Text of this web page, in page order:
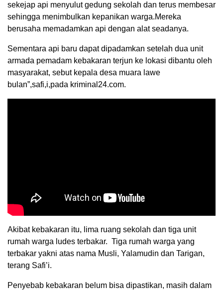
sekejap api menyulut gedung sekolah dan terus membesar
sehingga menimbulkan kepanikan warga.Mereka
berusaha memadamkan api dengan alat seadanya.
Sementara api baru dapat dipadamkan setelah dua unit
armada pemadam kebakaran terjun ke lokasi dibantu oleh
masyarakat, sebut kepala desa muara lawe
bulan”,safi,i,pada kriminal24.com.
Akibat kebakaran itu, lima ruang sekolah dan tiga unit
rumah warga ludes terbakar. Tiga rumah warga yang
terbakar yakni atas nama Musli, Yalamudin dan Tarigan,
terang Safi’i.
Penyebab kebakaran belum bisa dipastikan, masih dalam